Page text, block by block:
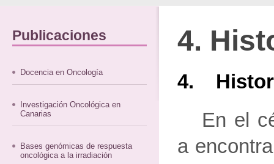
Publicaciones
Docencia en Oncología
Investigación Oncológica en
Canarias
Bases genómicas de respuesta
oncológica a la irradiación
4.
4.
En el
a